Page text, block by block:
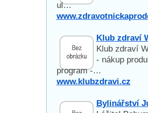
ul…
Klub zdraví
Klub zdraví
- nákup
program -…
www.klubzdravi.cz
Bylinářství